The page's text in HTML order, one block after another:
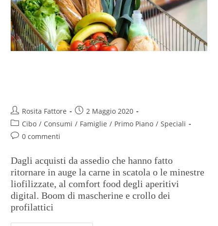
Rosita Fattore
2 Maggio 2020
Cibo / Consumi / Famiglie / Primo Piano / Speciali
0 commenti
Dagli acquisti da assedio che hanno fatto
ritornare in auge la carne in scatola o le minestre
liofilizzate, al comfort food degli aperitivi
digital. Boom di mascherine e crollo dei
profilattici